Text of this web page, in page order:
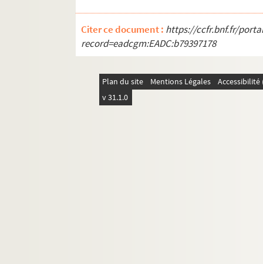
Citer ce document : https://ccfr.bnf.fr/
record=eadcgm:EADC:b79397178
Plan du site Mentions Légales
v 31.1.0